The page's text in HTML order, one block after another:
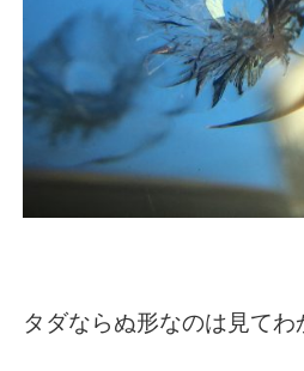
タダならぬ形なのは見て